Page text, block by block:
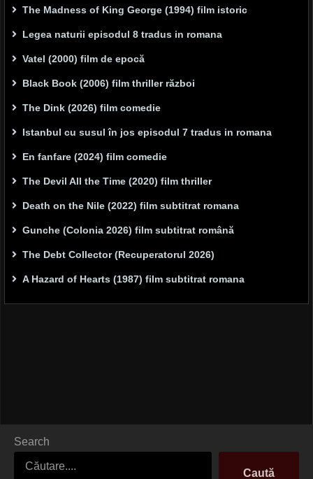
The Madness of King George (1994) film istoric
Legea naturii episodul 8 tradus in romana
Vatel (2000) film de epocă
Black Book (2006) film thriller război
The Dink (2026) film comedie
Istanbul cu susul în jos episodul 7 tradus in romana
En fanfare (2024) film comedie
The Devil All the Time (2020) film thriller
Death on the Nile (2022) film subtitrat romana
Gunche (Colonia 2026) film subtitrat română
The Debt Collector (Recuperatorul 2026)
A Hazard of Hearts (1987) film subtitrat romana
Search
Caută